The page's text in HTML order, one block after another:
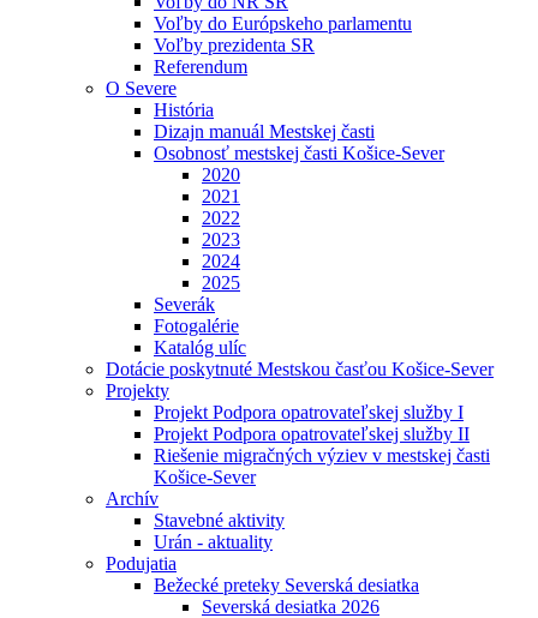
Voľby do Európskeho parlamentu
Voľby prezidenta SR
Referendum
O Severe
História
Dizajn manuál Mestskej časti
Osobnosť mestskej časti Košice-Sever
2020
2021
2022
2023
2024
2025
Severák
Fotogalérie
Katalóg ulíc
Dotácie poskytnuté Mestskou časťou Košice-Sever
Projekty
Projekt Podpora opatrovateľskej služby I
Projekt Podpora opatrovateľskej služby II
Riešenie migračných výziev v mestskej časti
Košice-Sever
Archív
Stavebné aktivity
Urán - aktuality
Podujatia
Bežecké preteky Severská desiatka
Severská desiatka 2026